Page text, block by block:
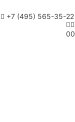
+7 (495) 565-35-22
00